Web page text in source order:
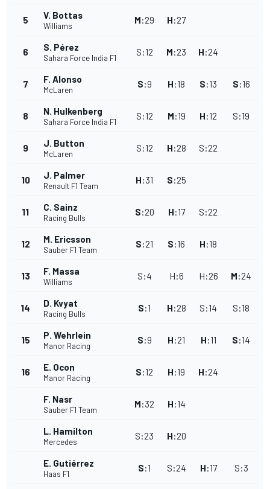
5 V. Bottas
Williams
M:29 H:27
6 S. Pérez
Sahara Force India F1
S:12 M:23 H:24
7 F. Alonso
McLaren
S:9 H:18 S:13 S:16
8 N. Hulkenberg
Sahara Force India F1
S:12 M:19 H:12 S:19
9 J. Button
McLaren
S:12 H:28 S:22
10 J. Palmer
Renault F1 Team
H:31 S:25
11 C. Sainz
Racing Bulls
S:20 H:17 S:22
12 M. Ericsson
Sauber F1 Team
S:21 S:16 H:18
13 F. Massa
Williams
S:4 H:6 H:26 M:24
14 D. Kvyat
Racing Bulls
S:1 H:28 S:14 S:18
15 P. Wehrlein
Manor Racing
S:9 H:21 H:11 S:14
16 E. Ocon
Manor Racing
S:12 H:19 H:24
F. Nasr
Sauber F1 Team
M:32 H:14
L. Hamilton
Mercedes
S:23 H:20
E. Gutiérrez
Haas F1
S:1 S:24 H:17 S:3